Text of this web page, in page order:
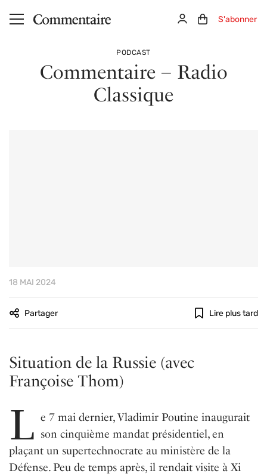
Aller au contenu principal ConnexionPanier (0)
S'abonner
PODCAST
Commentaire – Radio
Classique
18 MAI 2024
Partager Lire plus tard
Situation de la Russie (avec
Françoise Thom)
L e 7 mai dernier, Vladimir Poutine inaugurait
son cinquième mandat présidentiel, en
plaçant un supertechnocrate au ministère de la
Défense. Peu de temps après, il rendait visite à Xi